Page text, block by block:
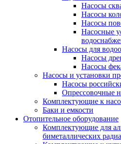
Насосы
Насосы
Насосы
Насосные
Насосы для
Насосы
Насосы
Насосы и установки
Насосы
Опрессовочные
Комплектующие к
Баки и емкости
Отопительное оборудование
Комплектующие для
биметаллических